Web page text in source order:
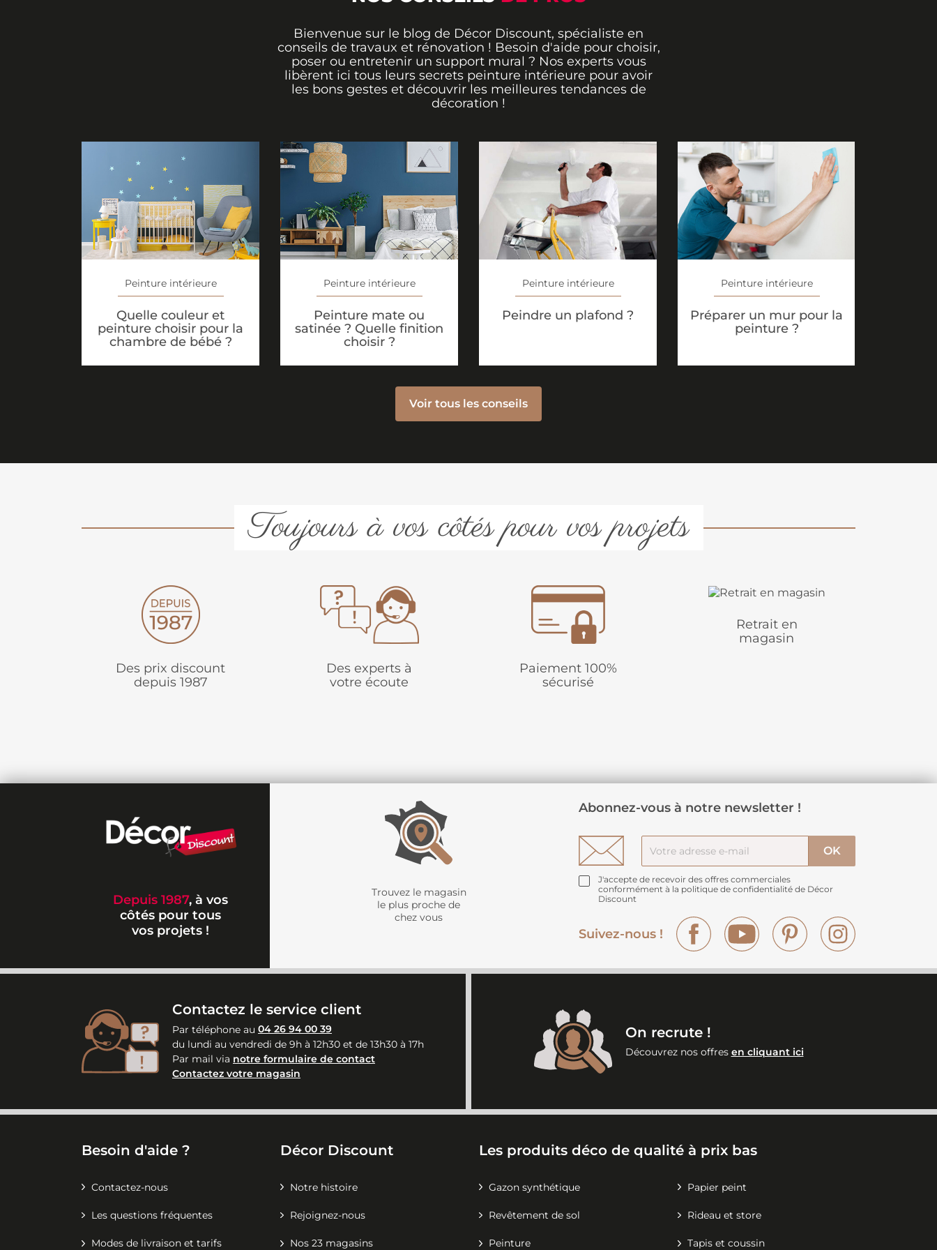
Bienvenue sur le blog de Décor Discount, spécialiste en
conseils de travaux et rénovation ! Besoin d'aide pour choisir,
poser ou entretenir un support mural ? Nos experts vous
libèrent ici tous leurs secrets peinture intérieure pour avoir
les bons gestes et découvrir les meilleures tendances de
décoration !
Peinture intérieure
Quelle couleur et
peinture choisir pour la
chambre de bébé ?
Peinture intérieure
Peinture mate ou
satinée ? Quelle finition
choisir ?
Peinture intérieure
Peindre un plafond ?
Peinture intérieure
Préparer un mur pour la
peinture ?
Voir tous les conseils
Toujours à vos côtés pour vos projets
Des prix discount
depuis 1987
Des experts à
votre écoute
Paiement 100%
sécurisé
Retrait en
magasin
Depuis 1987, à vos
côtés pour tous
vos projets !
Trouvez le magasin
le plus proche de
chez vous
Abonnez-vous à notre newsletter !
J'accepte de recevoir des offres commerciales
conformément à la politique de confidentialité de Décor
Discount
Suivez-nous !
Facebook YouTube Pinterest
Contactez le service client
Par téléphone au 04 26 94 00 39
du lundi au vendredi de 9h à 12h30 et de 13h30 à 17h
Par mail via notre formulaire de contact
Contactez votre magasin
On recrute !
Découvrez nos offres en cliquant ici
Besoin d'aide ?
Contactez-nous
Les questions fréquentes
Modes de livraison et tarifs
Décor Discount
Notre histoire
Rejoignez-nous
Nos 23 magasins
Les produits déco de qualité à prix bas
Gazon synthétique Papier peint
Revêtement de sol Rideau et store
Peinture Tapis et coussin